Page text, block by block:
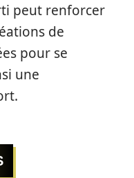
peut renforcer
de
pour se
une